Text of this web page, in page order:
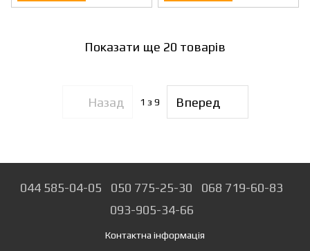
Показати ще 20 товарів
Назад 1 з 9 Вперед
044 585-04-05 050 775-25-30
068 719-60-83
093-905-34-66
Контактна інформація